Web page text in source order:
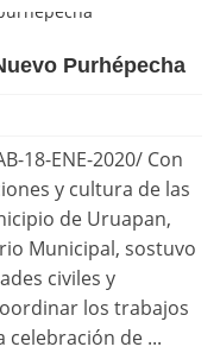
Purhépecha
18-ENE-2020/ Con
y cultura de las
de Uruapan,
Municipal, sostuvo
civiles y
los trabajos
celebración de ...